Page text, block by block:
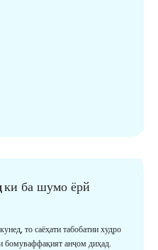
ки ба шумо ёрй
то саёҳати табобатии худро
бомуваффақият анҷом диҳад.